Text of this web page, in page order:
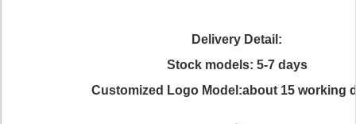
Delivery Detail:
Stock models: 5-7 days
Customized Logo Model:about 15 working